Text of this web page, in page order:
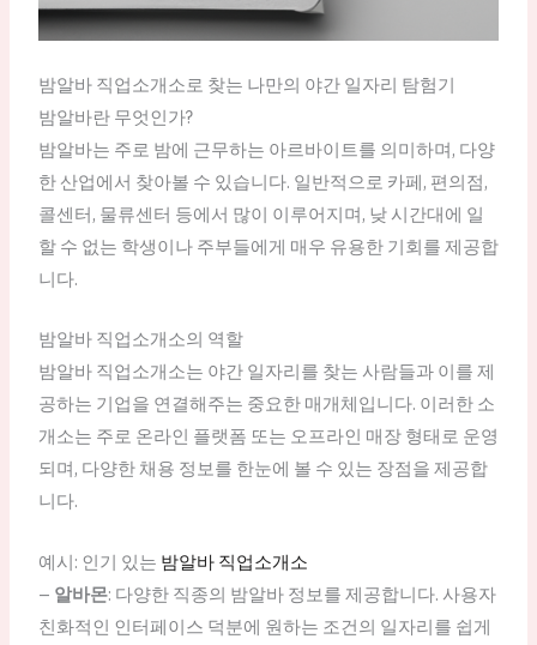
밤알바 직업소개소로 찾는 나만의 야간 일자리 탐험기
밤알바란 무엇인가?
밤알바는 주로 밤에 근무하는 아르바이트를 의미하며, 다양
한 산업에서 찾아볼 수 있습니다. 일반적으로 카페, 편의점,
콜센터, 물류센터 등에서 많이 이루어지며, 낮 시간대에 일
할 수 없는 학생이나 주부들에게 매우 유용한 기회를 제공합
니다.
밤알바 직업소개소의 역할
밤알바 직업소개소는 야간 일자리를 찾는 사람들과 이를 제
공하는 기업을 연결해주는 중요한 매개체입니다. 이러한 소
개소는 주로 온라인 플랫폼 또는 오프라인 매장 형태로 운영
되며, 다양한 채용 정보를 한눈에 볼 수 있는 장점을 제공합
니다.
예시: 인기 있는 밤알바 직업소개소
– 알바몬: 다양한 직종의 밤알바 정보를 제공합니다. 사용자
친화적인 인터페이스 덕분에 원하는 조건의 일자리를 쉽게